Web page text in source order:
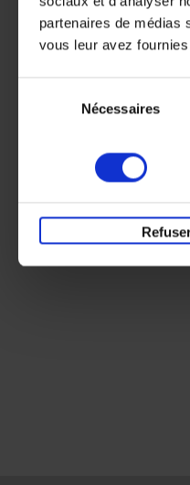
partenaires de médias
vous leur avez
Nécessaires